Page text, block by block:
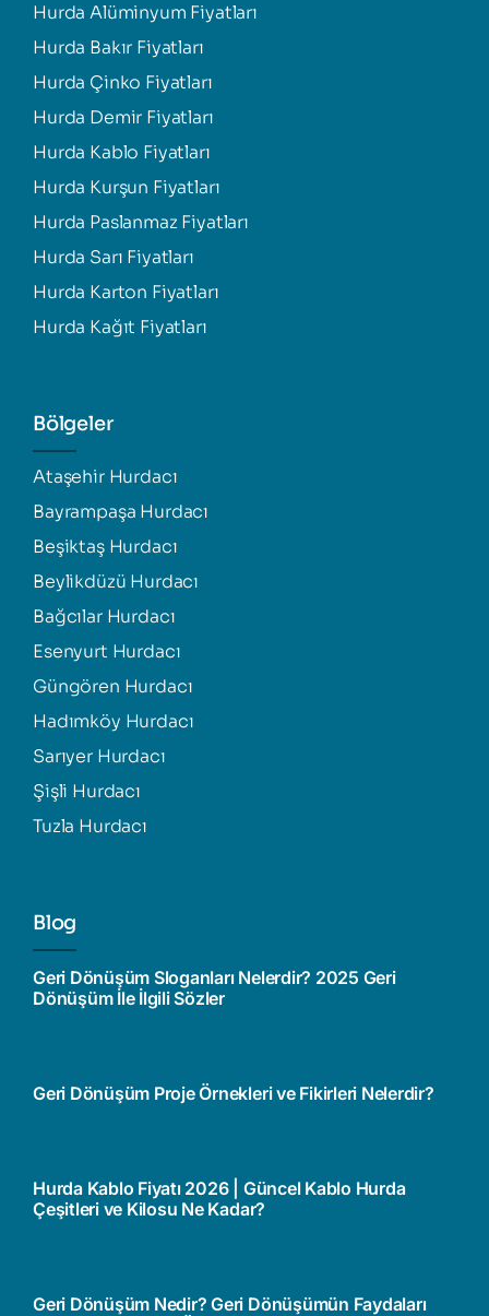
Hurda Alüminyum Fiyatları
Hurda Bakır Fiyatları
Hurda Çinko Fiyatları
Hurda Demir Fiyatları
Hurda Kablo Fiyatları
Hurda Kurşun Fiyatları
Hurda Paslanmaz Fiyatları
Hurda Sarı Fiyatları
Hurda Karton Fiyatları
Hurda Kağıt Fiyatları
Bölgeler
Ataşehir Hurdacı
Bayrampaşa Hurdacı
Beşiktaş Hurdacı
Beylikdüzü Hurdacı
Bağcılar Hurdacı
Esenyurt Hurdacı
Güngören Hurdacı
Hadımköy Hurdacı
Sarıyer Hurdacı
Şişli Hurdacı
Tuzla Hurdacı
Blog
Geri Dönüşüm Sloganları Nelerdir? 2025 Geri
Dönüşüm İle İlgili Sözler
Geri Dönüşüm Proje Örnekleri ve Fikirleri Nelerdir?
Hurda Kablo Fiyatı 2026 | Güncel Kablo Hurda
Çeşitleri ve Kilosu Ne Kadar?
Geri Dönüşüm Nedir? Geri Dönüşümün Faydaları